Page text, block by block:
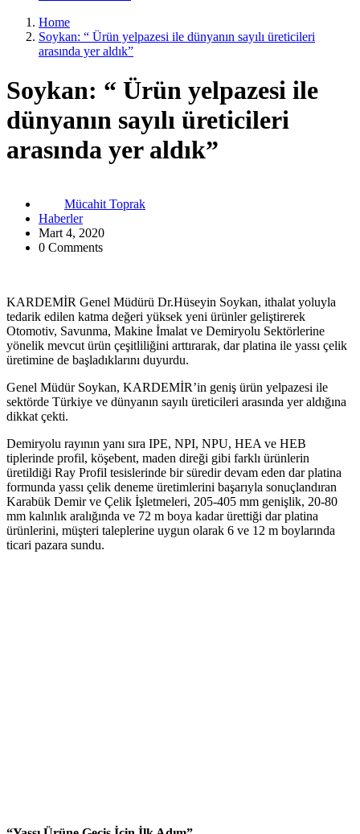
Home
Soykan: “ Ürün yelpazesi ile dünyanın sayılı üreticileri
arasında yer aldık”
Soykan: “ Ürün yelpazesi ile
dünyanın sayılı üreticileri
arasında yer aldık”
Mücahit Toprak
Haberler
Mart 4, 2020
0 Comments
KARDEMİR Genel Müdürü Dr.Hüseyin Soykan, ithalat yoluyla
tedarik edilen katma değeri yüksek yeni ürünler geliştirerek
Otomotiv, Savunma, Makine İmalat ve Demiryolu Sektörlerine
yönelik mevcut ürün çeşitliliğini arttırarak, dar platina ile yassı çelik
üretimine de başladıklarını duyurdu.
Genel Müdür Soykan, KARDEMİR’in geniş ürün yelpazesi ile
sektörde Türkiye ve dünyanın sayılı üreticileri arasında yer aldığına
dikkat çekti.
Demiryolu rayının yanı sıra IPE, NPI, NPU, HEA ve HEB
tiplerinde profil, köşebent, maden direği gibi farklı ürünlerin
üretildiği Ray Profil tesislerinde bir süredir devam eden dar platina
formunda yassı çelik deneme üretimlerini başarıyla sonuçlandıran
Karabük Demir ve Çelik İşletmeleri, 205-405 mm genişlik, 20-80
mm kalınlık aralığında ve 72 m boya kadar ürettiği dar platina
ürünlerini, müşteri taleplerine uygun olarak 6 ve 12 m boylarında
ticari pazara sundu.